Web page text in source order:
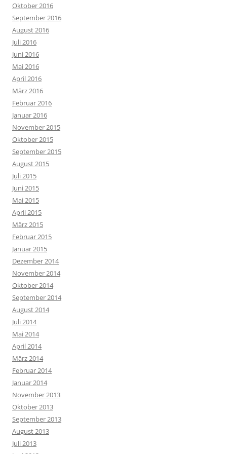
Oktober 2016
September 2016
August 2016
Juli 2016
Juni 2016
Mai 2016
April 2016
März 2016
Februar 2016
Januar 2016
November 2015
Oktober 2015
September 2015
August 2015
Juli 2015
Juni 2015
Mai 2015
April 2015
März 2015
Februar 2015
Januar 2015
Dezember 2014
November 2014
Oktober 2014
September 2014
August 2014
Juli 2014
Mai 2014
April 2014
März 2014
Februar 2014
Januar 2014
November 2013
Oktober 2013
September 2013
August 2013
Juli 2013